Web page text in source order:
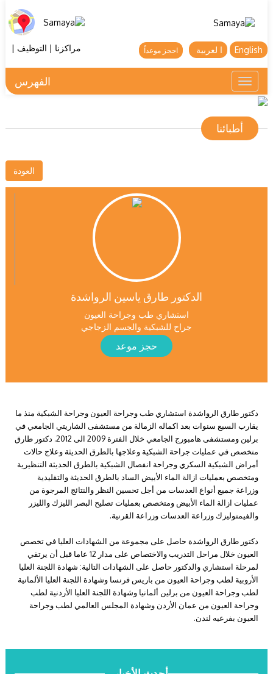
English ا لعربية احجز موعداً مراكزنا|التوظيف |
Toggle
navigation
الفهرس
أطبائنا
العودة
الدكتور طارق ياسين الرواشدة
استشاري طب وجراحة العيون
جراح للشبكية والجسم الزجاجي
حجز موعد
دكتور طارق الرواشدة استشاري طب وجراحة العيون وجراحة الشبكية منذ ما
يقارب السبع سنوات بعد اكماله الزمالة من مستشفى الشاريتي الجامعي في
برلين ومستشفى هامبورج الجامعي خلال الفترة 2009 الى 2012. دكتور طارق
متخصص في عمليات جراحة الشبكية وعلاجها بالطرق الحديثة وعلاج حالات
أمراض الشبكية السكري وجراحة انفصال الشبكية بالطرق الحديثة التنظيرية
ومتخصص بعمليات ازالة الماء الأبيض الساد بالطرق الحديثة والتقليدية
وزراعة جميع أنواع العدسات من أجل تحسين النظر والنتائج المرجوة من
عمليات ازالة الماء الأبيض ومتخصص بعمليات تصليح البصر الليزك والليزر
والفيمتوليزك وزراعة العدسات وزراعة القرنية.
دكتور طارق الرواشدة حاصل على مجموعة من الشهادات العليا في تخصص
العيون خلال مراحل التدريب والاختصاص على مدار 12 عاما قبل أن يرتقي
لمرحلة استشاري والدكتور حاصل على الشهادات التالية: شهادة اللجنة العليا
الأروبية لطب وجراحة العيون من باريس فرنسا وشهادة اللجنة العليا الألمانية
لطب وجراحة العيون من برلين ألمانيا وشهادة اللجنة العليا الأردنية لطب
وجراحة العيون من عمان الأردن وشهادة المجلس العالمي لطب وجراحة
العيون بفرعيه لندن.